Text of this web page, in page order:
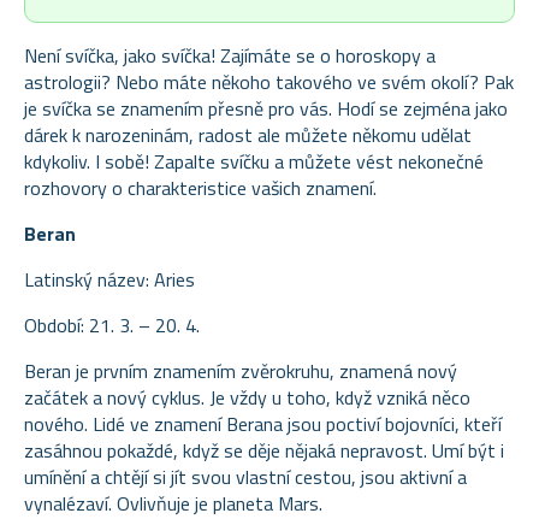
Není svíčka, jako svíčka! Zajímáte se o horoskopy a
astrologii? Nebo máte někoho takového ve svém okolí? Pak
je svíčka se znamením přesně pro vás. Hodí se zejména jako
dárek k narozeninám, radost ale můžete někomu udělat
kdykoliv. I sobě! Zapalte svíčku a můžete vést nekonečné
rozhovory o charakteristice vašich znamení.
Beran
Latinský název: Aries
Období: 21. 3. – 20. 4.
Beran je prvním znamením zvěrokruhu, znamená nový
začátek a nový cyklus. Je vždy u toho, když vzniká něco
nového. Lidé ve znamení Berana jsou poctiví bojovníci, kteří
zasáhnou pokaždé, když se děje nějaká nepravost. Umí být i
umínění a chtějí si jít svou vlastní cestou, jsou aktivní a
vynalézaví. Ovlivňuje je planeta Mars.